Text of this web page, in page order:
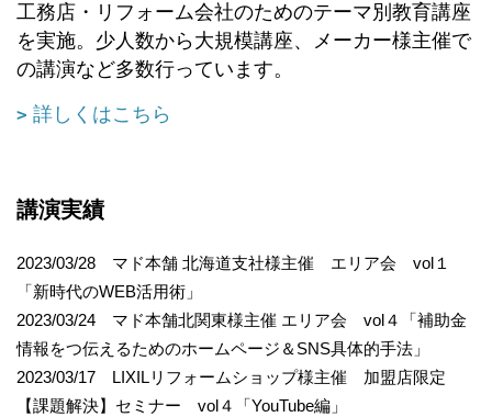
工務店・リフォーム会社のためのテーマ別教育講座
を実施。少人数から大規模講座、メーカー様主催で
の講演など多数行っています。
詳しくはこちら
講演実績
2023/03/28 マド本舗 北海道支社様主催 エリア会 vol１
「新時代のWEB活用術」
2023/03/24 マド本舗北関東様主催 エリア会 vol４「補助金
情報をつ伝えるためのホームページ＆SNS具体的手法」
2023/03/17 LIXILリフォームショップ様主催 加盟店限定
【課題解決】セミナー vol４「YouTube編」